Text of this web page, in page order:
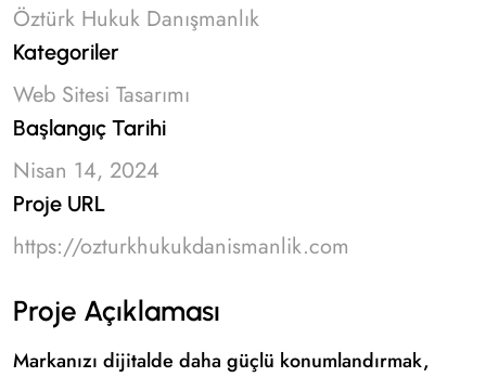
Öztürk Hukuk Danışmanlık
Kategoriler
Web Sitesi Tasarımı
Başlangıç Tarihi
Nisan 14, 2024
Proje URL
https://ozturkhukukdanismanlik.com
Proje Açıklaması
Markanızı dijitalde daha güçlü konumlandırmak,